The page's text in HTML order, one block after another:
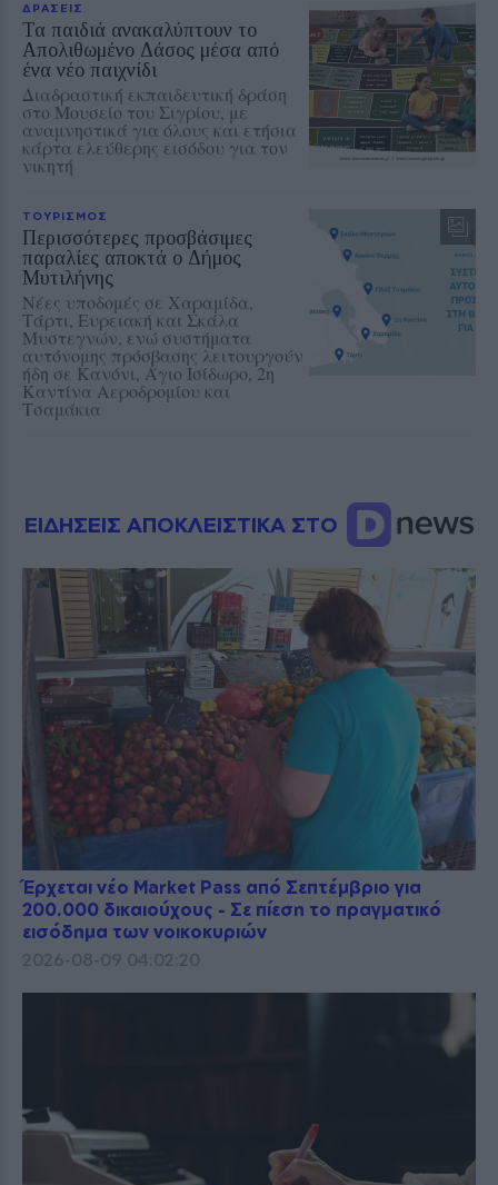
ΔΡΑΣΕΙΣ
Τα παιδιά ανακαλύπτουν το
Απολιθωμένο Δάσος μέσα από
ένα νέο παιχνίδι
Διαδραστική εκπαιδευτική δράση
στο Μουσείο του Σιγρίου, με
αναμνηστικά για όλους και ετήσια
κάρτα ελεύθερης εισόδου για τον
νικητή
ΤΟΥΡΙΣΜΟΣ
Περισσότερες προσβάσιμες
παραλίες αποκτά ο Δήμος
Μυτιλήνης
Νέες υποδομές σε Χαραμίδα,
Τάρτι, Ευρειακή και Σκάλα
Μυστεγνών, ενώ συστήματα
αυτόνομης πρόσβασης λειτουργούν
ήδη σε Κανόνι, Άγιο Ισίδωρο, 2η
Καντίνα Αεροδρομίου και
Τσαμάκια
ΕΙΔΗΣΕΙΣ ΑΠΟΚΛΕΙΣΤΙΚΑ ΣΤΟ
Έρχεται νέο Market Pass από Σεπτέμβριο για
200.000 δικαιούχους - Σε πίεση το πραγματικό
εισόδημα των νοικοκυριών
2026-08-09 04:02:20